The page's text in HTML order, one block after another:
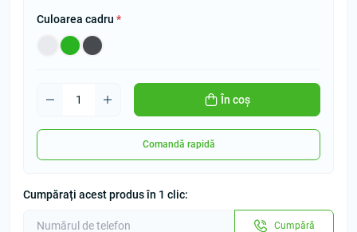
Culoarea cadru *
În coș
Comandă rapidă
Cumpărați acest produs în 1 clic:
Cumpără